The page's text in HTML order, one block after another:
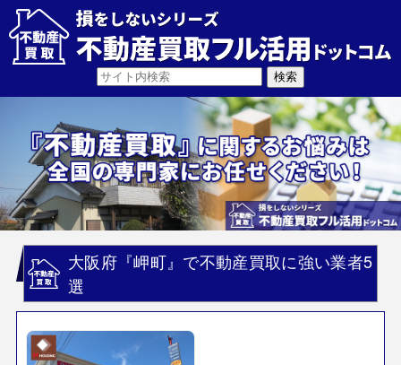
大阪府『岬町』で不動産買取に強い業者5
選